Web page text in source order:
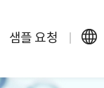
샘플 요청